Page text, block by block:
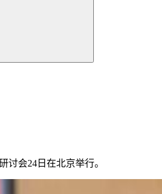
会24日在北京举行。